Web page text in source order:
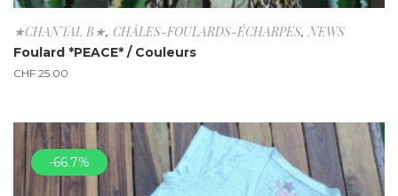
★CHANTAL B★, CHÂLES-FOULARDS-ÉCHARPES,NEWS
Foulard *PEACE* / Couleurs
CHF 25.00
-66.7%